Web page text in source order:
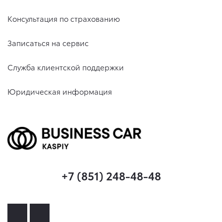
принятие решения о заключении, заключение и исполнение
заключаемых (совершаемых) между Клиентом и
соответствующим Оператором, и (или) страховой компанией,
лизинговой компанией;
соответствующим Оператором гарантийного и
негарантийного ремонта и специальных сервисных
кампаний;
соответствующим Оператором маркетинговых программ,
клиентских мероприятий, стимулирующих акций и т.п.;
проведение с Клиентом статистических опросов и
Консультация по страхованию
Записаться на сервис
Служба клиентской поддержки
Юридическая информация
+7 (851) 248-48-48